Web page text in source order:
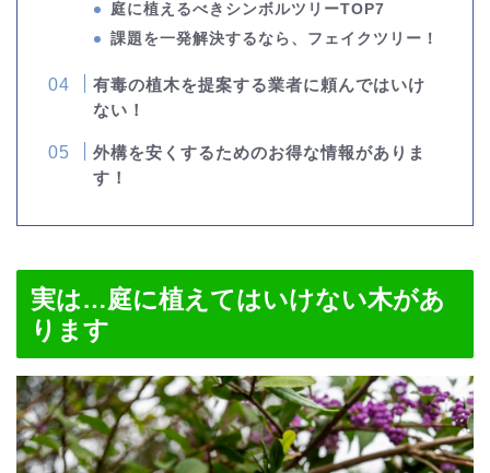
庭に植えるべきシンボルツリーTOP7
課題を一発解決するなら、フェイクツリー！
有毒の植木を提案する業者に頼んではいけ
ない！
外構を安くするためのお得な情報がありま
す！
実は…庭に植えてはいけない木があ
ります